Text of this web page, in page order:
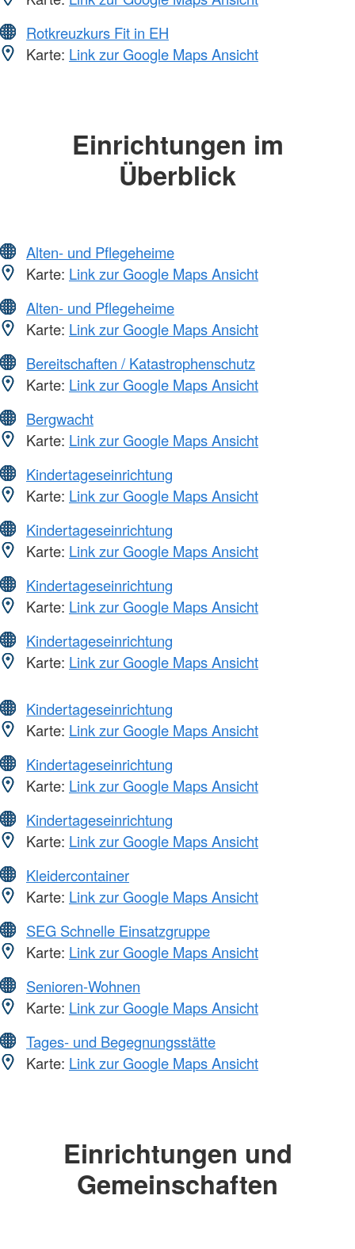
Rotkreuzkurs Fit in EH
Karte: Link zur Google Maps Ansicht
Einrichtungen im
Überblick
Alten- und Pflegeheime
Karte: Link zur Google Maps Ansicht
Alten- und Pflegeheime
Karte: Link zur Google Maps Ansicht
Bereitschaften / Katastrophenschutz
Karte: Link zur Google Maps Ansicht
Bergwacht
Karte: Link zur Google Maps Ansicht
Kindertageseinrichtung
Karte: Link zur Google Maps Ansicht
Kindertageseinrichtung
Karte: Link zur Google Maps Ansicht
Kindertageseinrichtung
Karte: Link zur Google Maps Ansicht
Kindertageseinrichtung
Karte: Link zur Google Maps Ansicht
Kindertageseinrichtung
Karte: Link zur Google Maps Ansicht
Kindertageseinrichtung
Karte: Link zur Google Maps Ansicht
Kindertageseinrichtung
Karte: Link zur Google Maps Ansicht
Kleidercontainer
Karte: Link zur Google Maps Ansicht
SEG Schnelle Einsatzgruppe
Karte: Link zur Google Maps Ansicht
Senioren-Wohnen
Karte: Link zur Google Maps Ansicht
Tages- und Begegnungsstätte
Karte: Link zur Google Maps Ansicht
Einrichtungen und
Gemeinschaften